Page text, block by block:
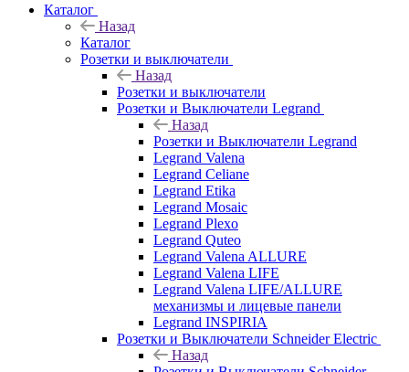
Каталог
Назад
Каталог
Розетки и выключатели
Назад
Розетки и выключатели
Розетки и Выключатели Legrand
Назад
Розетки и Выключатели Legrand
Legrand Valena
Legrand Celiane
Legrand Etika
Legrand Mosaic
Legrand Plexo
Legrand Quteo
Legrand Valena ALLURE
Legrand Valena LIFE
Legrand Valena LIFE/ALLURE
механизмы и лицевые панели
Legrand INSPIRIA
Розетки и Выключатели Schneider Electric
Назад